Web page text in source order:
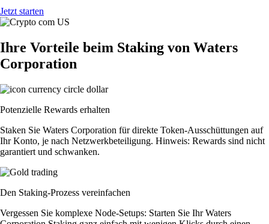
Jetzt starten
Ihre Vorteile beim Staking von Waters
Corporation
Potenzielle Rewards erhalten
Staken Sie Waters Corporation für direkte Token-Ausschüttungen auf
Ihr Konto, je nach Netzwerkbeteiligung. Hinweis: Rewards sind nicht
garantiert und schwanken.
Den Staking-Prozess vereinfachen
Vergessen Sie komplexe Node-Setups: Starten Sie Ihr Waters